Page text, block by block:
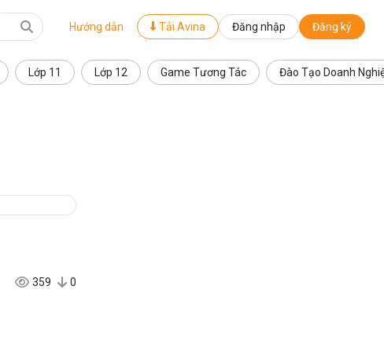
Hướng dẫn Tải Avina Đăng nhập Đăng ký
Lớp 11 Lớp 12 Game Tương Tác Đào Tạo Doanh
359 0